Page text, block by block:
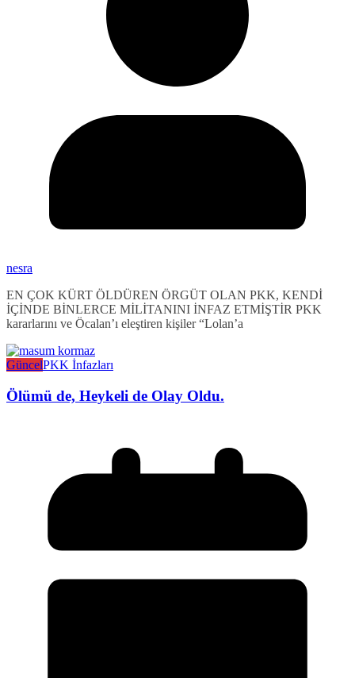
nesra
EN ÇOK KÜRT ÖLDÜREN ÖRGÜT OLAN PKK, KENDİ
İÇİNDE BİNLERCE MİLİTANINI İNFAZ ETMİŞTİR PKK
kararlarını ve Öcalan’ı eleştiren kişiler “Lolan’a
GüncelPKK İnfazları
Ölümü de, Heykeli de Olay Oldu.